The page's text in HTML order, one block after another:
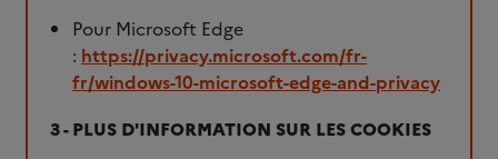
Pour Microsoft Edge
: https://privacy.microsoft.com/fr-
fr/windows-10-microsoft-edge-and-privacy
3 - PLUS D'INFORMATION SUR LES COOKIES